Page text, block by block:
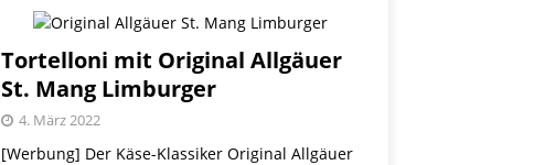
Tortelloni mit Original Allgäuer
St. Mang Limburger
4. März 2022
[Werbung] Der Käse-Klassiker Original Allgäuer